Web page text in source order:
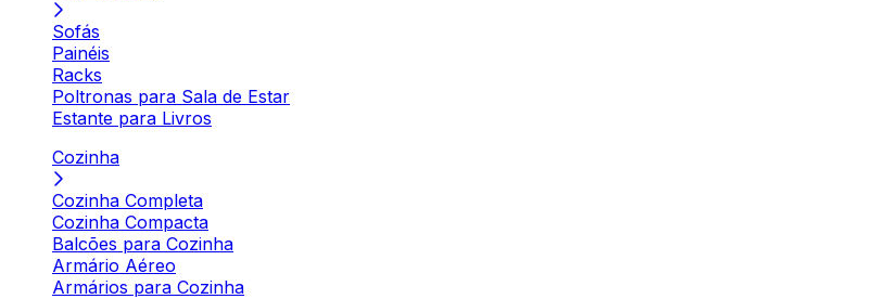
Sofás
Painéis
Racks
Poltronas para Sala de Estar
Estante para Livros
Cozinha
Cozinha Completa
Cozinha Compacta
Balcões para Cozinha
Armário Aéreo
Armários para Cozinha